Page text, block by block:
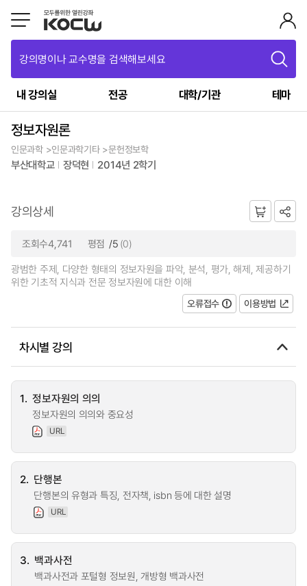
강의명이나 교수명을 검색해보세요
내 강의실 전공 대학/기관 테마
정보자원론
인문과학 >인문과학기타 >문헌정보학
부산대학교 장덕현 2014년 2학기
강의상세
조회수4,741 평점 /5 (0)
광범한 주제, 다양한 형태의 정보자원을 파악, 분석, 평가, 해제, 제공하기
위한 기초적 지식과 전문 정보자원에 대한 이해
오류접수
이용방법
차시별 강의
1. 정보자원의 의의
정보자원의 의의와 중요성
URL
2. 단행본
단행본의 유형과 특징, 전자책, isbn 등에 대한 설명
URL
3. 백과사전
백과사전과 포털형 정보원, 개방형 백과사전